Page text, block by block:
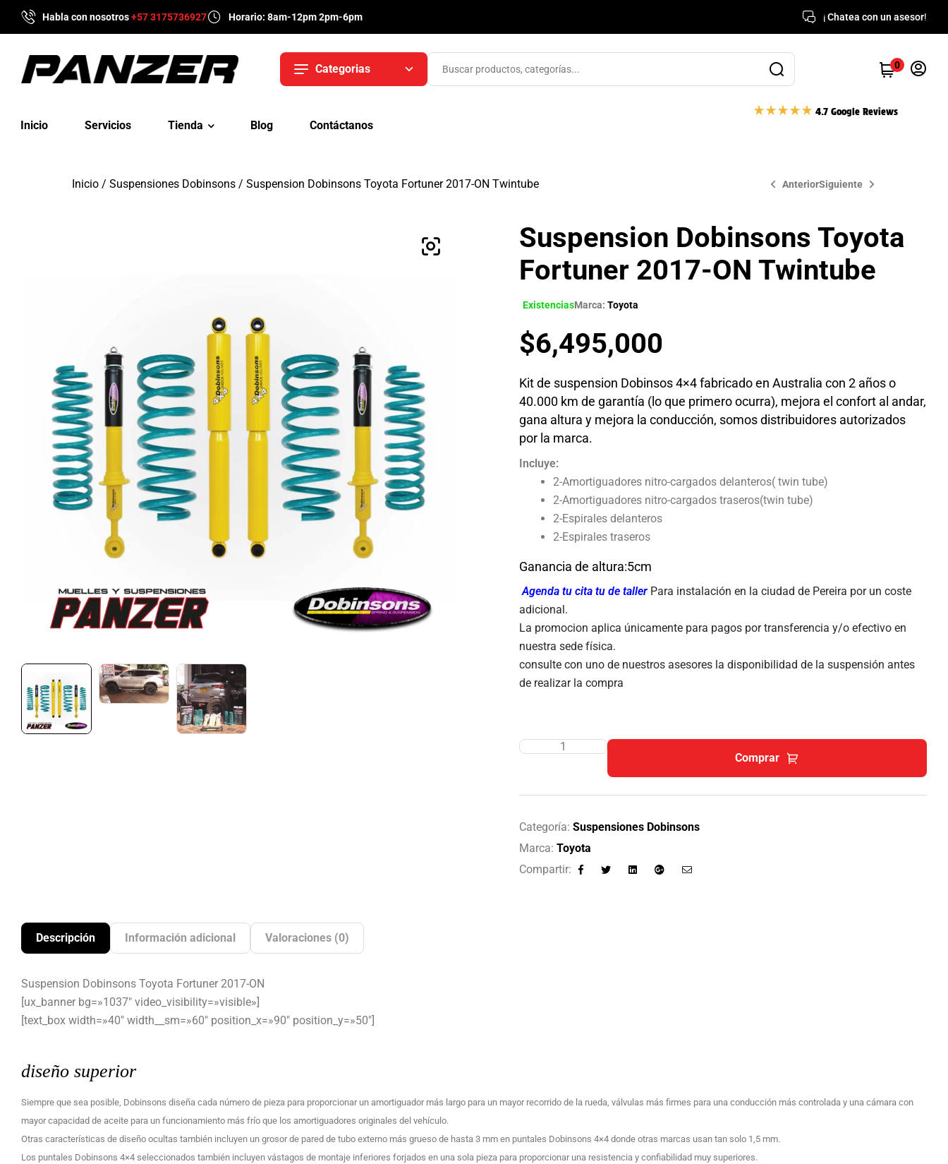
Habla con nosotros+57 3175736927 Horario: 8am-12pm 2pm-6pm ¡Chatea con un asesor!
Categorias 0
Inicio Servicios Tienda Blog Contáctanos
4.7 Google Reviews
Inicio / Suspensiones Dobinsons / Suspension Dobinsons Toyota Fortuner 2017-ON Twintube Anterior
$16,242,000
Siguiente
$5,852,000
Suspension Dobinsons Toyota
Fortuner 2017-ON Twintube
ExistenciasMarca:Toyota
$6,495,000
Kit de suspension Dobinsos 4×4 fabricado en Australia con 2 años o
40.000 km de garantía (lo que primero ocurra), mejora el confort al andar,
gana altura y mejora la conducción, somos distribuidores autorizados
por la marca.
Incluye:
2-Amortiguadores nitro-cargados delanteros( twin tube)
2-Amortiguadores nitro-cargados traseros(twin tube)
2-Espirales delanteros
2-Espirales traseros
Ganancia de altura:5cm
Agenda tu cita tu de taller Para instalación en la ciudad de Pereira por un coste
adicional.
La promocion aplica únicamente para pagos por transferencia y/o efectivo en
nuestra sede física.
consulte con uno de nuestros asesores la disponibilidad de la suspensión antes
de realizar la compra
Comprar
Categoría:Suspensiones Dobinsons
Marca:Toyota
Compartir:
Descripción Información adicional Valoraciones (0)
Suspension Dobinsons Toyota Fortuner 2017-ON
[ux_banner bg=»1037″ video_visibility=»visible»]
[text_box width=»40″ width__sm=»60″ position_x=»90″ position_y=»50″]
diseño superior
Siempre que sea posible, Dobinsons diseña cada número de pieza para proporcionar un amortiguador más largo para un mayor recorrido de la rueda, válvulas más firmes para una conducción más controlada y una cámara con
mayor capacidad de aceite para un funcionamiento más frío que los amortiguadores originales del vehículo.
Otras características de diseño ocultas también incluyen un grosor de pared de tubo externo más grueso de hasta 3 mm en puntales Dobinsons 4×4 donde otras marcas usan tan solo 1,5 mm.
Los puntales Dobinsons 4×4 seleccionados también incluyen vástagos de montaje inferiores forjados en una sola pieza para proporcionar una resistencia y confiabilidad muy superiores.